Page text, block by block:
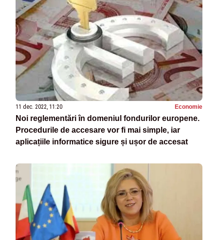
11 dec. 2022, 11:20 Economie
Noi reglementări în domeniul fondurilor europene.
Procedurile de accesare vor fi mai simple, iar
aplicațiile informatice sigure și ușor de accesat